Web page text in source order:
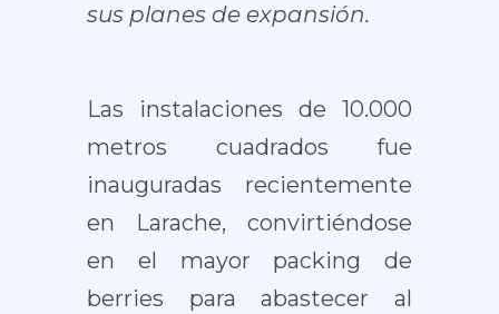
sus planes de expansión.
Las instalaciones de 10.000
metros cuadrados fue
inauguradas recientemente
en Larache, convirtiéndose
en el mayor packing de
berries para abastecer al